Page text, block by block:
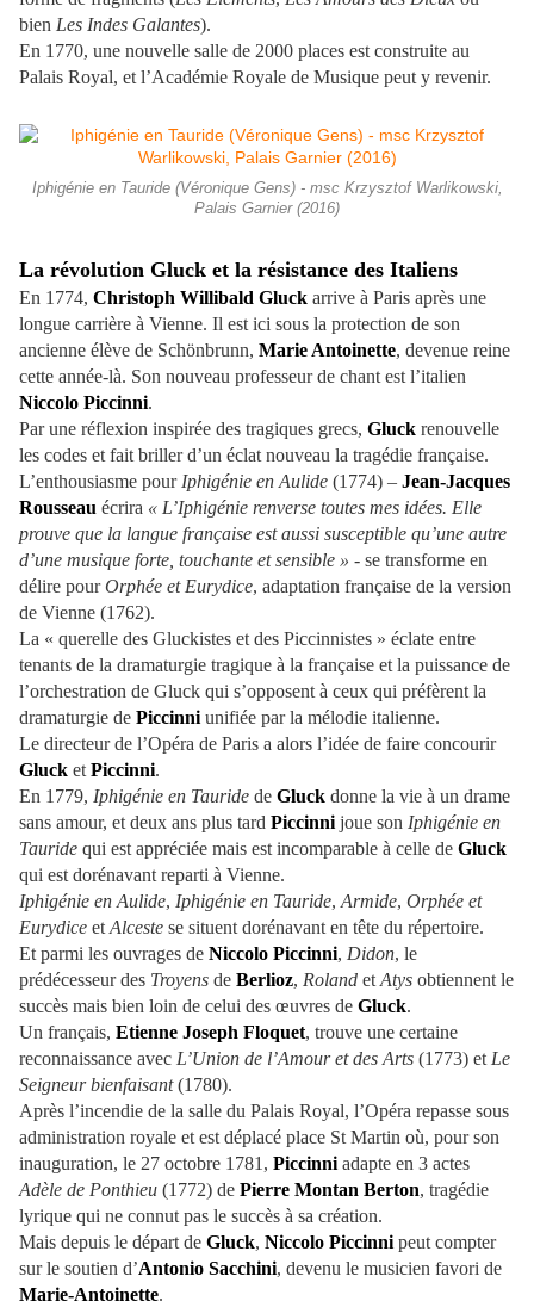
bien Les Indes Galantes).
En 1770, une nouvelle salle de 2000 places est construite au
Palais Royal, et l’Académie Royale de Musique peut y revenir.
Iphigénie en Tauride (Véronique Gens) - msc Krzysztof Warlikowski,
Palais Garnier (2016)
La révolution Gluck et la résistance des Italiens
En 1774, Christoph Willibald Gluck arrive à Paris après une
longue carrière à Vienne. Il est ici sous la protection de son
ancienne élève de Schönbrunn, Marie Antoinette, devenue reine
cette année-là. Son nouveau professeur de chant est l’italien
Niccolo Piccinni.
Par une réflexion inspirée des tragiques grecs, Gluck renouvelle
les codes et fait briller d’un éclat nouveau la tragédie française.
L’enthousiasme pourIphigénie en Aulide (1774) – Jean-Jacques
Rousseau écrira « L’Iphigénie renverse toutes mes idées. Elle
prouve que la langue française est aussi susceptible qu’une autre
d’une musique forte, touchante et sensible » - se transforme en
délire pourOrphée et Eurydice, adaptation française de la version
de Vienne (1762).
La « querelle des Gluckistes et des Piccinnistes » éclate entre
tenants de la dramaturgie tragique à la française et la puissance de
l’orchestration de Gluck qui s’opposent à ceux qui préfèrent la
dramaturgie de Piccinni unifiée par la mélodie italienne.
Le directeur de l’Opéra de Paris a alors l’idée de faire concourir
Gluck et Piccinni.
En 1779, Iphigénie en Tauride de Gluck donne la vie à un drame
sans amour, et deux ans plus tard Piccinni joue son Iphigénie en
Tauride qui est appréciée mais est incomparable à celle de Gluck
qui est dorénavant reparti à Vienne.
Iphigénie en Aulide, Iphigénie en Tauride, Armide, Orphée et
Eurydice et Alceste se situent dorénavant en tête du répertoire.
Et parmi les ouvrages de Niccolo Piccinni, Didon, le
prédécesseur des Troyens de Berlioz, Roland et Atys obtiennent le
succès mais bien loin de celui des œuvres de Gluck.
Un français, Etienne Joseph Floquet, trouve une certaine
reconnaissance avec L’Union de l’Amour et des Arts (1773) et Le
Seigneur bienfaisant(1780).
Après l’incendie de la salle du Palais Royal, l’Opéra repasse sous
administration royale et est déplacé place St Martin où, pour son
inauguration, le 27 octobre 1781, Piccinni adapte en 3 actes
Adèle de Ponthieu (1772) de Pierre Montan Berton, tragédie
lyrique qui ne connut pas le succès à sa création.
Mais depuis le départ de Gluck, Niccolo Piccinni peut compter
sur le soutien d’Antonio Sacchini, devenu le musicien favori de
Marie-Antoinette.